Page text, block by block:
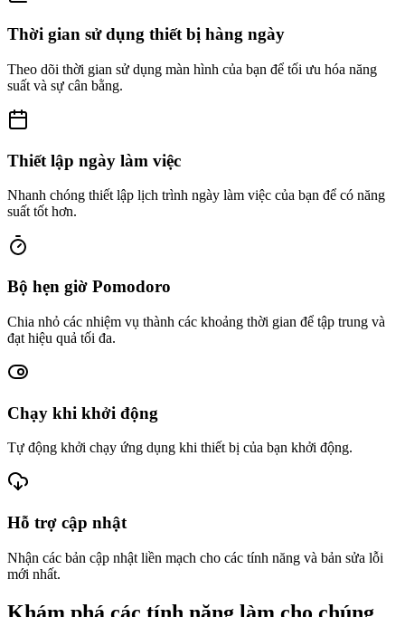
Thời gian sử dụng thiết bị hàng ngày
Theo dõi thời gian sử dụng màn hình của bạn để tối ưu hóa năng
suất và sự cân bằng.
Thiết lập ngày làm việc
Nhanh chóng thiết lập lịch trình ngày làm việc của bạn để có năng
suất tốt hơn.
Bộ hẹn giờ Pomodoro
Chia nhỏ các nhiệm vụ thành các khoảng thời gian để tập trung và
đạt hiệu quả tối đa.
Chạy khi khởi động
Tự động khởi chạy ứng dụng khi thiết bị của bạn khởi động.
Hỗ trợ cập nhật
Nhận các bản cập nhật liền mạch cho các tính năng và bản sửa lỗi
mới nhất.
Khám phá các tính năng làm cho chúng